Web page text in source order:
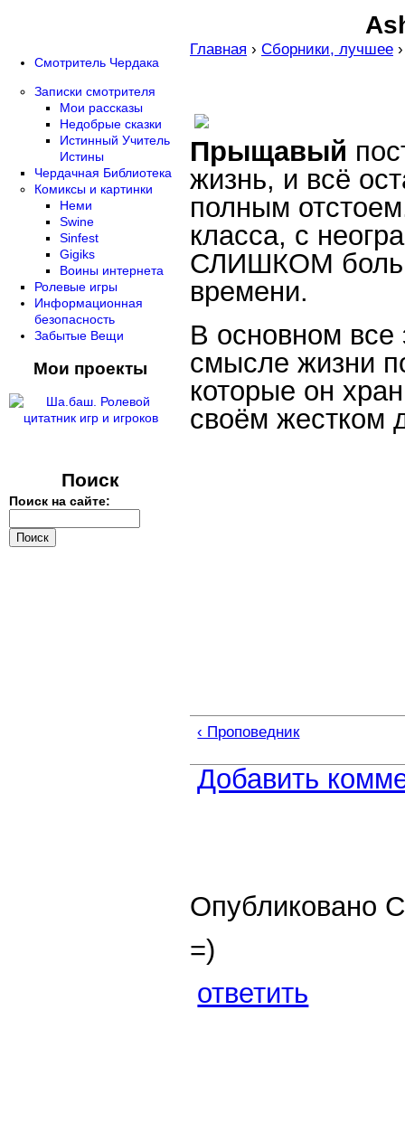
Главная › Сборники, лучшее
Прыщавый
жизнь, и всё
полным
класса, с
СЛИШКОМ
времени.
В основном все
смысле жизни
которые он
своём жестком
‹ Проповедник
Добавить
Опубликовано
=)
ответить
Смотритель Чердака
Записки смотрителя
Мои рассказы
Недобрые сказки
Истинный Учитель
Истины
Чердачная Библиотека
Комиксы и картинки
Неми
Swine
Sinfest
Gigiks
Воины интернета
Ролевые игры
Информационная
безопасность
Забытые Вещи
Мои проекты
Поиск
Поиск на сайте: